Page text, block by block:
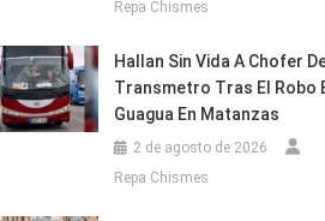
Repa Chismes
Hallan Sin Vida A Chofer
Transmetro Tras El Robo
Guagua En Matanzas
2 de agosto de 2026
Repa Chismes